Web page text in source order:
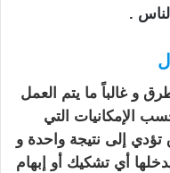
.
و غالباً ما يتم العمل
الإمكانيات التي
إلى نتيجة واحدة و
أي تشكيك أو إبهام